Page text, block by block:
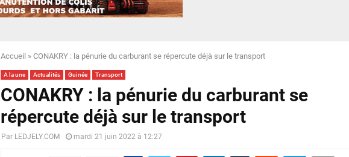
Accueil » CONAKRY : la pénurie du carburant se répercute déjà sur le transport
A la une Actualités Guinée Transport
CONAKRY : la pénurie du carburant se
répercute déjà sur le transport
Par LEDJELY.COM mardi 21 juin 2022 à 12:27